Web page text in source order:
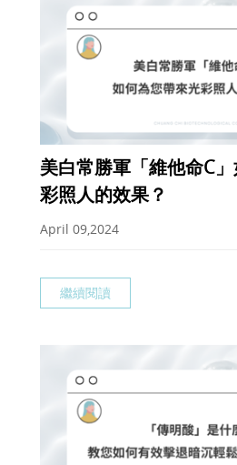
美白常勝軍「維他命C
彩照人的效果？
April 09,2024
繼續閱讀